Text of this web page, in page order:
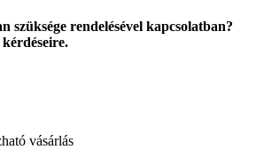
szüksége rendelésével kapcsolatban?
vásárlás